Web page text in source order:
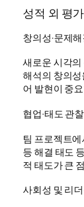
성적 외 평
창의성·문제
새로운 시각
해석의 창의
어 발현이 중
협업·태도 관찰
팀 프로젝트
등 해결 태도
적 태도가 큰
사회성 및 리